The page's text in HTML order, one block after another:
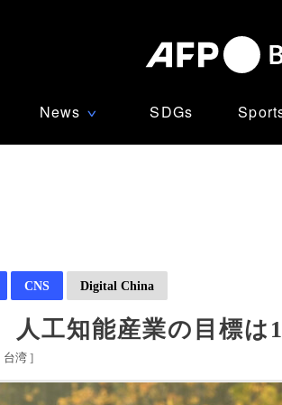
News ∨ SDGs
CNS Digital China
人工知能産業の目標は
台湾 ]